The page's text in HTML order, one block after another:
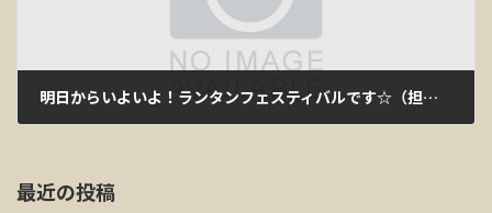
明日からいよいよ！ランタンフェスティバルです☆（担当：井上）
最近の投稿